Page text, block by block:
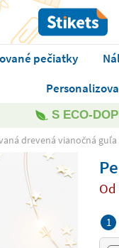
pečiatky
S ECO-
drevená vianočná
Od
1